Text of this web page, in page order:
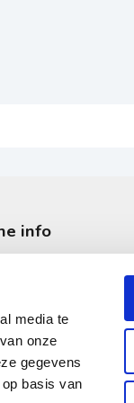
media te
onze
gegevens
basis van
info
vragen